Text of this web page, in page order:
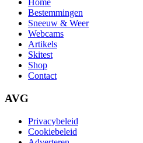
Home
Bestemmingen
Sneeuw & Weer
Webcams
Artikels
Skitest
Shop
Contact
AVG
Privacybeleid
Cookiebeleid